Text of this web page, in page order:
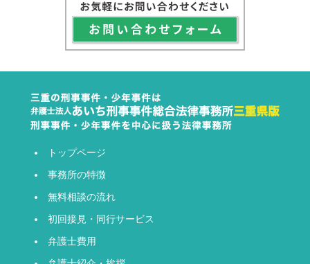
トップページ
事務所の特徴
無料相談の流れ
初回接見・同行サービス
弁護士費用